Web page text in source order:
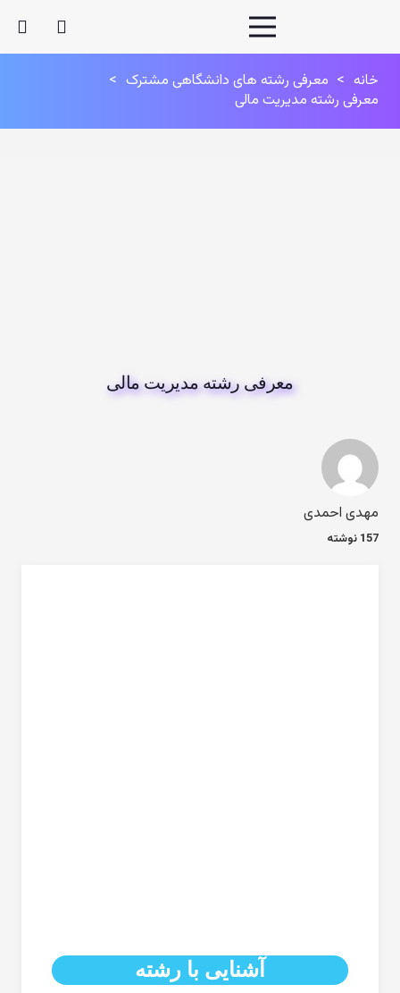
خانه > معرفی رشته های دانشگاهی مشترک >
معرفی رشته مدیریت مالی
معرفی رشته مدیریت مالی
مهدی احمدی
157 نوشته
آشنایی با رشته